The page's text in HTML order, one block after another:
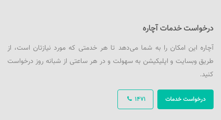
درخواست خدمات آچاره
آچاره این امکان را به شما می‌دهد تا هر خدمتی که مورد نیازتان است، از
طریق وبسایت و اپلیکیشن به سهولت و در هر ساعتی از شبانه روز درخواست
کنید.
1471 درخواست خدمات